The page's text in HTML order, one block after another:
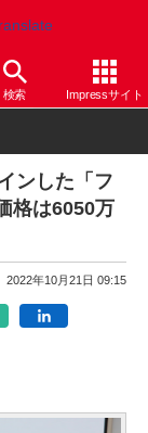
検索 Impressサイト
車
ンした「フ
格は6050万
2022年10月21日 09:15